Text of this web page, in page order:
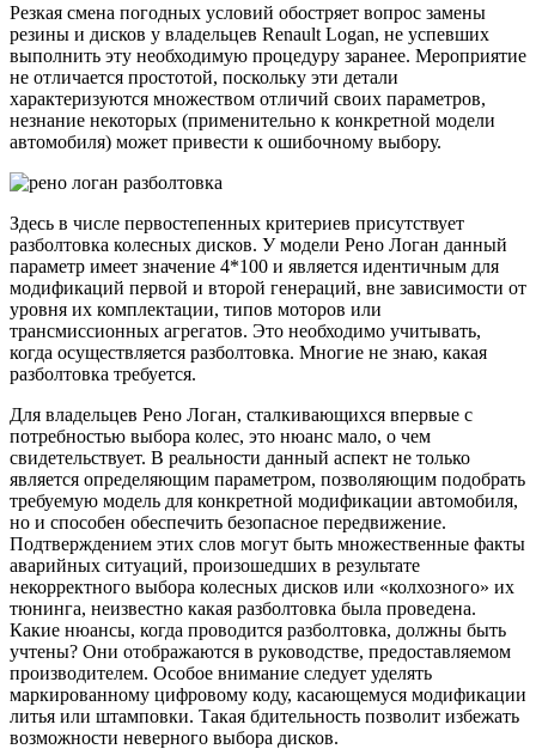
Резкая смена погодных условий обостряет вопрос замены
резины и дисков у владельцев Renault Logan, не успевших
выполнить эту необходимую процедуру заранее. Мероприятие
не отличается простотой, поскольку эти детали
характеризуются множеством отличий своих параметров,
незнание некоторых (применительно к конкретной модели
автомобиля) может привести к ошибочному выбору.
Здесь в числе первостепенных критериев присутствует
разболтовка колесных дисков. У модели Рено Логан данный
параметр имеет значение 4*100 и является идентичным для
модификаций первой и второй генераций, вне зависимости от
уровня их комплектации, типов моторов или
трансмиссионных агрегатов. Это необходимо учитывать,
когда осуществляется разболтовка. Многие не знаю, какая
разболтовка требуется.
Для владельцев Рено Логан, сталкивающихся впервые с
потребностью выбора колес, это нюанс мало, о чем
свидетельствует. В реальности данный аспект не только
является определяющим параметром, позволяющим подобрать
требуемую модель для конкретной модификации автомобиля,
но и способен обеспечить безопасное передвижение.
Подтверждением этих слов могут быть множественные факты
аварийных ситуаций, произошедших в результате
некорректного выбора колесных дисков или «колхозного» их
тюнинга, неизвестно какая разболтовка была проведена.
Какие нюансы, когда проводится разболтовка, должны быть
учтены? Они отображаются в руководстве, предоставляемом
производителем. Особое внимание следует уделять
маркированному цифровому коду, касающемуся модификации
литья или штамповки. Такая бдительность позволит избежать
возможности неверного выбора дисков.